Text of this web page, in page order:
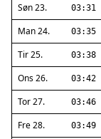
Søn 23. 03:31
Man 24. 03:35
Tir 25. 03:38
Ons 26. 03:42
Tor 27. 03:46
Fre 28. 03:49